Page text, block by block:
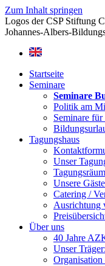
Zum Inhalt springen
Startseite
Seminare
Seminare
Politik am
Seminare
Tagungshaus
Unser
Unsere
Catering /
Ausrichtung
Über uns
40 Jahre
Unser